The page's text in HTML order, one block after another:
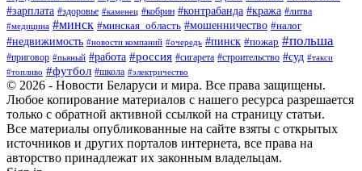
#зарплата #здоровье #каменец #кобрин #контрабанда #кража #литва
#медицина #минск #минская_область #мошенничество #налог
#недвижимость #новости компаний #очередь #пинск #пожар #польша
#приговор #пьяный #работа #россия #сигарета #строительство #суд #такси
#топливо #футбол #школа #электричество
© 2026 - Новости Беларуси и мира. Все права защищены.
Любое копирование материалов с нашего ресурса разрешается
только с обратной активной ссылкой на страницу статьи.
Все материалы опубликованные на сайте взяты с открытых
источников и других порталов интернета, все права на
авторство принадлежат их законным владельцам.